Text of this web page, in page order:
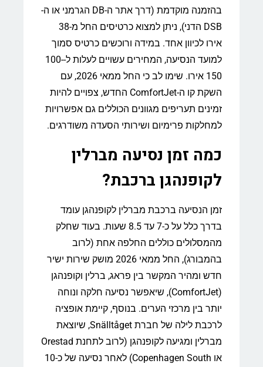
בהזמנה מוקדמת (דרך אתר ה-DB הגרמני או ה-
DSB הדני), ניתן למצוא כרטיסים החל מ-38
אירו לכיוון אחד. במידה ורוכשים כרטיס סמוך
למועד הנסיעה, המחירים עשויים לעלות ל-100-
150 אירו. שימו לב כי החל ממאי 2026, עם
השקת קו ה-ComfortJet החדש, צפויים להיות
זמינים תעריפים מגוונים הכוללים גם אפשרויות
למחלקות פרימיום ושירותי הסעדה משודרגים.
כמה זמן נסיעה מברלין
לקופנהגן ברכבת?
זמן הנסיעה ברכבת מברלין לקופנהגן עומד
בדרך כלל על כ-7 עד 8.5 שעות. בעוד שחלק
מהמסלולים כוללים החלפה אחת (לרוב
בהמבורג), החל ממאי 2026 מושק שירות ישיר
חדש ומהיר המקשר בין פראג, ברלין וקופנהגן
(ComfortJet), שיאפשר נסיעה חלקה ונוחה
יותר בין מרכזי הערים. בנוסף, קיימת אופציה
לרכבת לילה של חברת Snälltåget, שיוצאת
מברלין ומגיעה לקופנהגן (לרוב לתחנת Orestad
או Copenhagen South) לאחר נסיעה של כ-10